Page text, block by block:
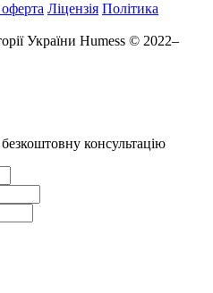
Ліцензія Політика
України Humess © 2022–
консультацію